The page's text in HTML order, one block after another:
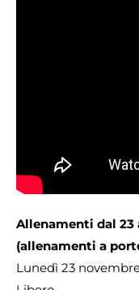
Allenamenti dal 23
(allenamenti a
Lunedì 23